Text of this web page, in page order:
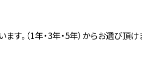
す。（1年・3年・5年）からお選び頂け